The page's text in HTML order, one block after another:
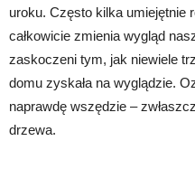
uroku. Często kilka umiejętnie
całkowicie zmienia wygląd
zaskoczeni tym, jak niewiele
domu zyskała na wyglądzie.
naprawdę wszędzie –
drzewa.